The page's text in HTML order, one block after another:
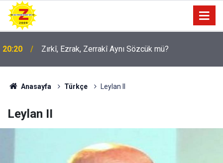
09:56 Ji Zilma Partîzanan Nimûneyeka Piçûk
Anasayfa Türkçe Leylan II
Leylan II